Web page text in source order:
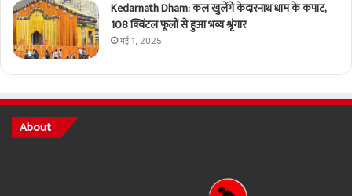
Kedarnath Dham: कल खुलेंगे केदारनाथ धाम के कपाट,
108 क्विंटल फूलों से हुआ भव्य श्रृंगार
मई 1, 2025
About